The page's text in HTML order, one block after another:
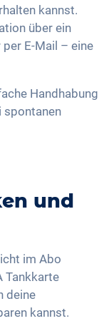
kannst.
über ein
E-Mail – eine
Handhabung
spontanen
und
im Abo
Tankkarte
deine
kannst.